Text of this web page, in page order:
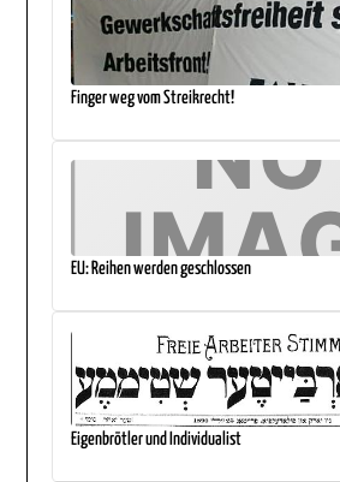
Finger weg vom Streikrecht!
EU: Reihen werden geschlossen
Eigenbrötler und Individualist